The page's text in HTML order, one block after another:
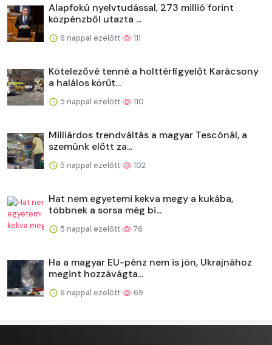
Alapfokú nyelvtudással, 273 millió forint
közpénzből utazta ...
6 nappal ezelőtt 111
Kötelezővé tenné a holttérfigyelőt Karácsony
a halálos körűt...
5 nappal ezelőtt 110
Milliárdos trendváltás a magyar Tescónál, a
szemünk előtt za...
5 nappal ezelőtt 102
Hat nem egyetemi kekva megy a kukába,
többnek a sorsa még bi...
5 nappal ezelőtt 76
Ha a magyar EU-pénz nem is jön, Ukrajnához
megint hozzávágta...
6 nappal ezelőtt 69